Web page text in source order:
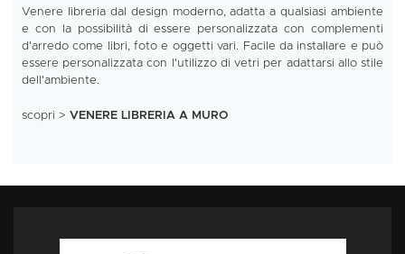
Venere libreria dal design moderno, adatta a qualsiasi ambiente
e con la possibilità di essere personalizzata con complementi
d'arredo come libri, foto e oggetti vari. Facile da installare e può
essere personalizzata con l'utilizzo di vetri per adattarsi allo stile
dell'ambiente.
scopri > VENERE LIBRERIA A MURO